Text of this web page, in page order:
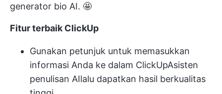
generator bio AI. 🤩
Fitur terbaik ClickUp
Gunakan petunjuk untuk memasukkan
informasi Anda ke dalam ClickUpAsisten
penulisan AIlalu dapatkan hasil berkualitas